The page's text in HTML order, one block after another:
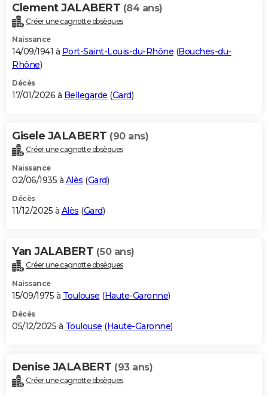
Clement JALABERT (84 ans)
Créer une cagnotte obsèques
Naissance
14/09/1941 à Port-Saint-Louis-du-Rhône (Bouches-du-
Rhône)
Décès
17/01/2026 à Bellegarde (Gard)
Gisele JALABERT (90 ans)
Créer une cagnotte obsèques
Naissance
02/06/1935 à Alès (Gard)
Décès
11/12/2025 à Alès (Gard)
Yan JALABERT (50 ans)
Créer une cagnotte obsèques
Naissance
15/09/1975 à Toulouse (Haute-Garonne)
Décès
05/12/2025 à Toulouse (Haute-Garonne)
Denise JALABERT (93 ans)
Créer une cagnotte obsèques